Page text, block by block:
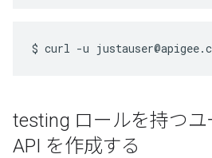
$ curl -u
testing ロールを持つユ
API を作成する